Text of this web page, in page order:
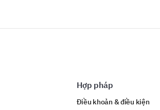
Hợp pháp
Điều khoản & điều kiện